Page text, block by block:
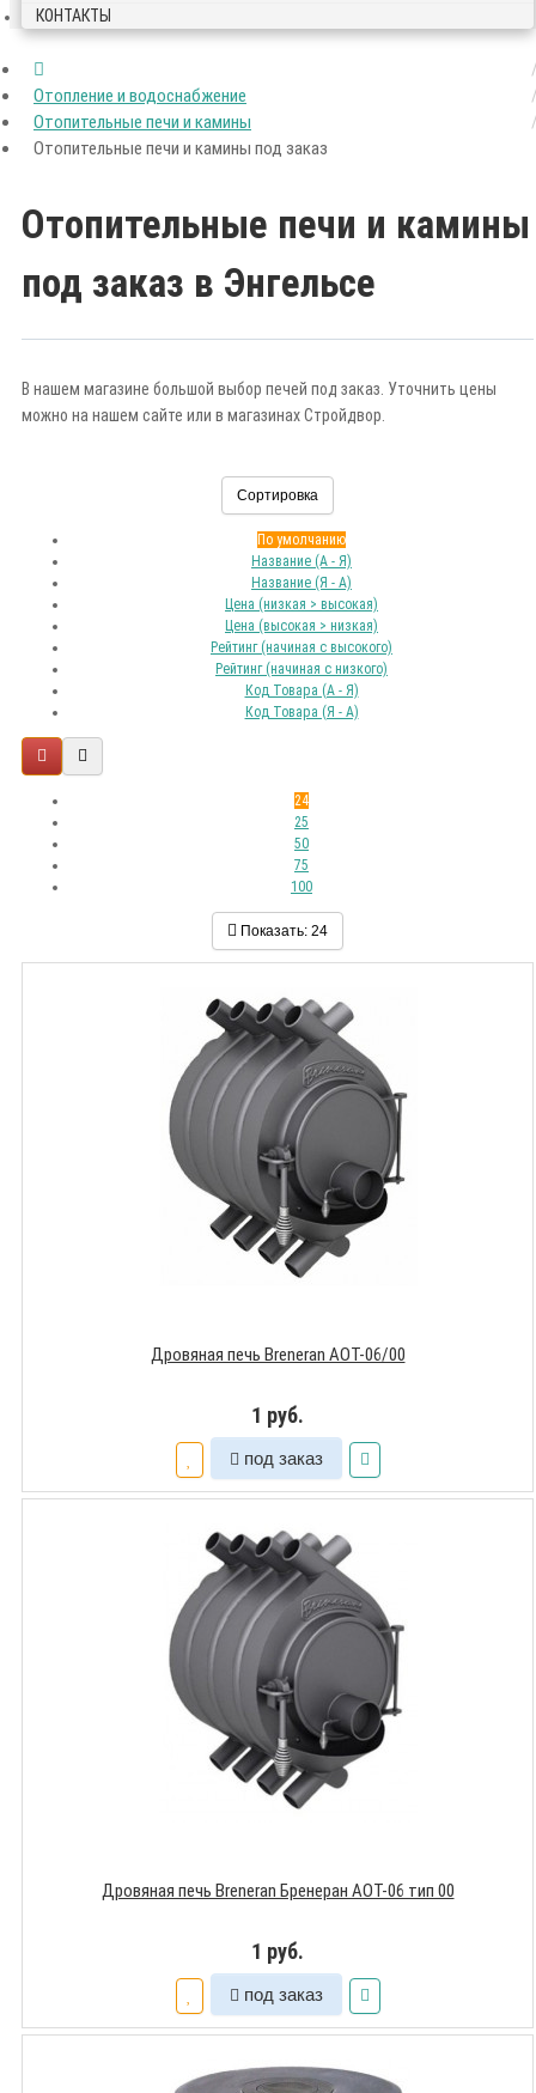
КОНТАКТЫ
Отопление и водоснабжение
Отопительные печи и камины
Отопительные печи и камины под заказ
Отопительные печи и камины
под заказ в Энгельсе
В нашем магазине большой выбор печей под заказ. Уточнить цены
можно на нашем сайте или в магазинах Стройдвор.
Сортировка
По умолчанию
Название (А - Я)
Название (Я - А)
Цена (низкая > высокая)
Цена (высокая > низкая)
Рейтинг (начиная с высокого)
Рейтинг (начиная с низкого)
Код Товара (А - Я)
Код Товара (Я - А)
24
25
50
75
100
Показать: 24
Дровяная печь Breneran АОТ-06/00
1 руб.
под заказ
Дровяная печь Breneran Бренеран АОТ-06 тип 00
1 руб.
под заказ